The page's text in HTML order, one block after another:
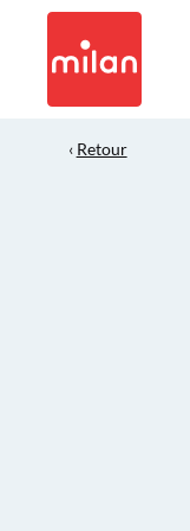
‹ Retour